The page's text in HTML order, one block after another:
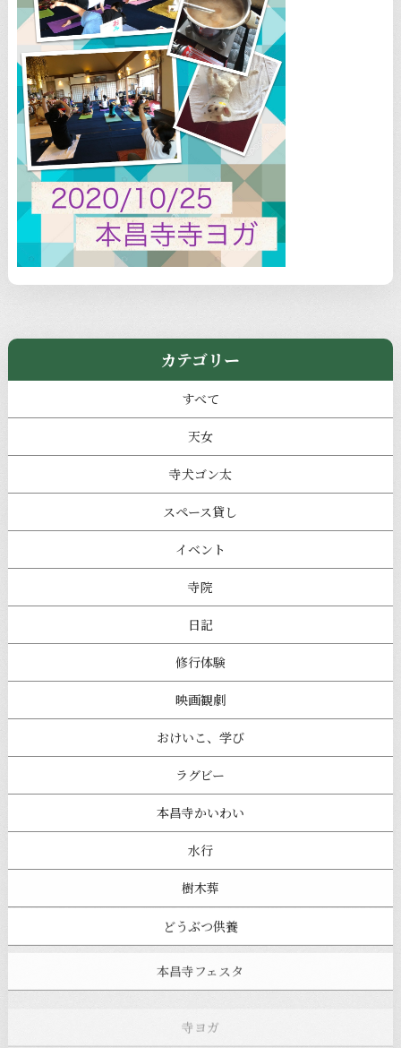
カテゴリー
すべて
天女
寺犬ゴン太
スペース貸し
イベント
寺院
日記
修行体験
映画観劇
おけいこ、学び
ラグビー
本昌寺かいわい
水行
樹木葬
どうぶつ供養
本昌寺フェスタ
お知らせ